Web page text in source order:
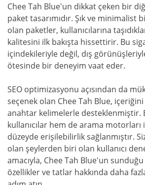
Chee Tah Blue'un dikkat çeken bir
paket tasarımıdır. Şık ve minimalist
olan paketler, kullanıcılarına
kalitesini ilk bakışta hissettirir. Bu
içindekileriyle değil, dış
ötesinde bir deneyim vaat eder.
SEO optimizasyonu açısından da
seçenek olan Chee Tah Blue, içeriğini
anahtar kelimelerle desteklenmiştir.
kullanıcılar hem de arama motorları
düzeyde erişilebilirlik sağlanmıştır.
olan şeylerden biri olan kullanıcı
amacıyla, Chee Tah Blue'un
özellikler ve tatlar hakkında daha